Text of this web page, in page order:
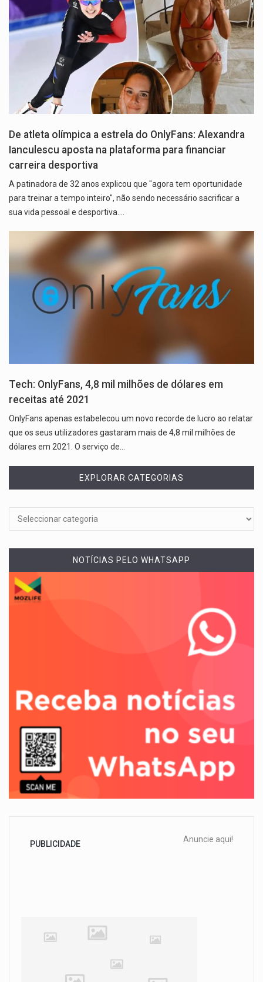
De atleta olímpica a estrela do OnlyFans: Alexandra
Ianculescu aposta na plataforma para financiar
carreira desportiva
A patinadora de 32 anos explicou que "agora tem oportunidade
para treinar a tempo inteiro", não sendo necessário sacrificar a
sua vida pessoal e desportiva.…
Tech: OnlyFans, 4,8 mil milhões de dólares em
receitas até 2021
OnlyFans apenas estabelecou um novo recorde de lucro ao relatar
que os seus utilizadores gastaram mais de 4,8 mil milhões de
dólares em 2021. O serviço de…
EXPLORAR CATEGORIAS
NOTÍCIAS PELO WHATSAPP
PUBLICIDADE Anuncie aqui!